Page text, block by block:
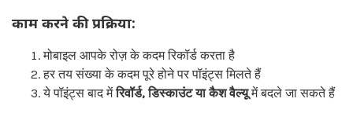
काम करने की प्रक्रिया:
मोबाइल आपके रोज़ के कदम रिकॉर्ड करता है
हर तय संख्या के कदम पूरे होने पर पॉइंट्स मिलते हैं
ये पॉइंट्स बाद मेंरिवॉर्ड, डिस्काउंट या कैश वैल्यूमें बदले जा सकते हैं